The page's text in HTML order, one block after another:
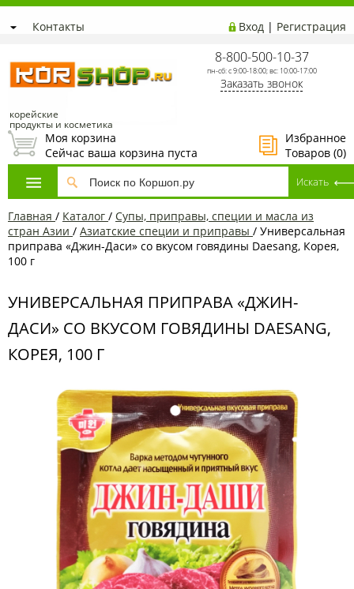
Контакты Вход | Регистрация
корейские
продукты и косметика
8-800-500-10-37
пн-сб: с 9:00-18:00; вс: 10:00-17:00
Заказать звонок
Избранное
Товаров (0)
Моя корзина
Сейчас ваша корзина пуста
Главная / Каталог / Супы, приправы, специи и масла из
стран Азии / Азиатские специи и приправы / Универсальная
приправа «Джин-Даси» со вкусом говядины Daesang, Корея,
100 г
УНИВЕРСАЛЬНАЯ ПРИПРАВА «ДЖИН-
ДАСИ» СО ВКУСОМ ГОВЯДИНЫ DAESANG,
КОРЕЯ, 100 Г